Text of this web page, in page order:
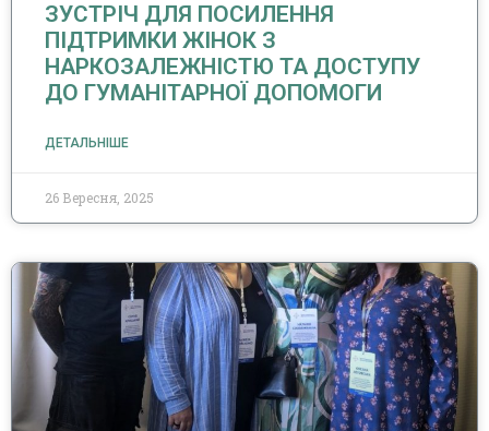
ЗУСТРІЧ ДЛЯ ПОСИЛЕННЯ
ПІДТРИМКИ ЖІНОК З
НАРКОЗАЛЕЖНІСТЮ ТА ДОСТУПУ
ДО ГУМАНІТАРНОЇ ДОПОМОГИ
ДЕТАЛЬНІШЕ
26 Вересня, 2025